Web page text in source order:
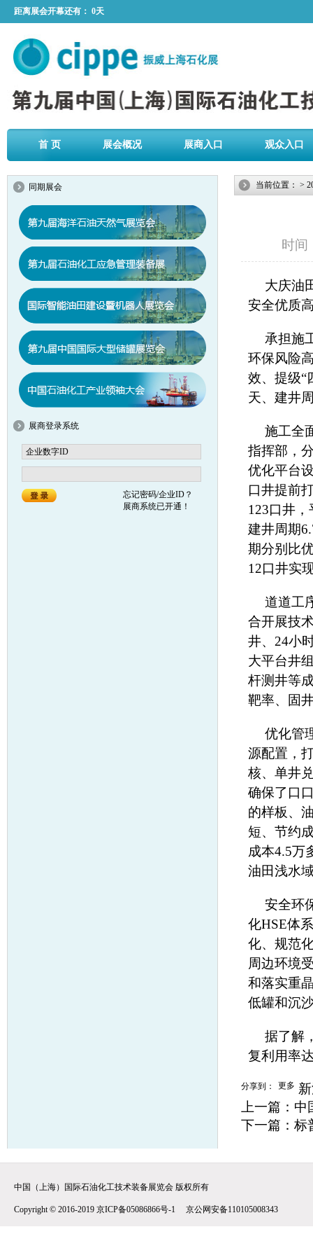
距离展会开幕还有： 0天
首 页 展会概况 展商入口 观众入口
同期展会
展商登录系统
忘记密码/企业ID？
展商系统已开通！
当前位置： >
时间
大庆油
安全优质
承担施
环保风险
效、提级“
天、建井
施工全
指挥部，
优化平台
口井提前
123口井
建井周期
期分别比
12口井实
道道工
合开展技
井、24小
大平台井
杆测井等
靶率、固
优化管
源配置，
核、单井
确保了口
的样板、
短、节约
成本4.5万
油田浅水
安全环
化HSE体
化、规范
周边环境
和落实重
低罐和沉
据了解
复利用率
分享到： 更多
上一篇： 中
下一篇： 标
中国（上海）国际石油化工技术装备展览会 版权所有
Copyright © 2016-2019 京ICP备05086866号-1 京公网安备110105008343